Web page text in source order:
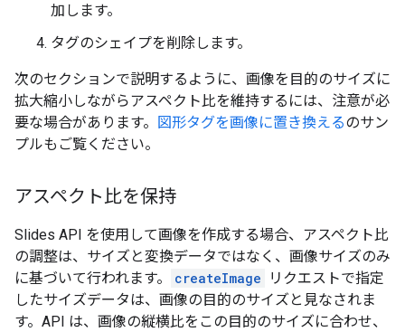
加します。
タグのシェイプを削除します。
次のセクションで説明するように、画像を目的のサイズに
拡大縮小しながらアスペクト比を維持するには、注意が必
要な場合があります。
図形タグを画像に置き換えるのサン
プルもご覧ください。
アスペクト比を保持
Slides API を使用して画像を作成する場合、アスペクト比
の調整は、サイズと変換データではなく、画像サイズのみ
に基づいて行われます。
createImage
リクエストで指定
したサイズデータは、画像の目的のサイズと見なされま
す。API は、画像の縦横比をこの目的のサイズに合わせ、